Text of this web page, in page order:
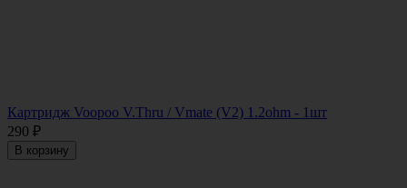
Картридж Voopoo V.Thru / Vmate (V2) 1.2ohm - 1шт
290 ₽
В корзину